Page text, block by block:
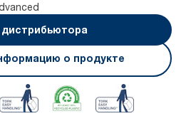
о продукте